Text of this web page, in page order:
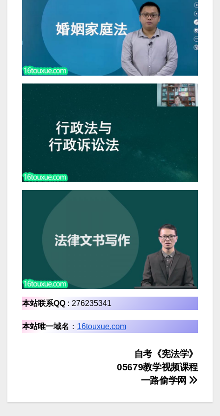
本站联系QQ : 276235341
本站唯一域名 ： 16touxue.com
导
自考《宪法学》
05679教学视频课程
一路偷学网